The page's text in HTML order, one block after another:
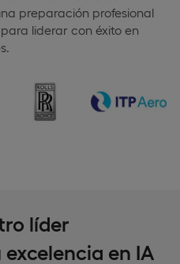
preparación profesional
liderar con éxito en
líder
en IA